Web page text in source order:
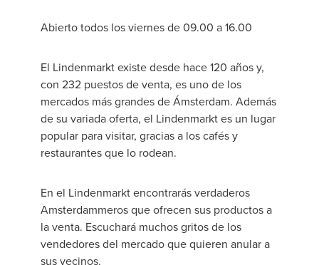
Abierto todos los viernes de 09.00 a 16.00
El Lindenmarkt existe desde hace 120 años y,
con 232 puestos de venta, es uno de los
mercados más grandes de Ámsterdam. Además
de su variada oferta, el Lindenmarkt es un lugar
popular para visitar, gracias a los cafés y
restaurantes que lo rodean.
En el Lindenmarkt encontrarás verdaderos
Amsterdammeros que ofrecen sus productos a
la venta. Escuchará muchos gritos de los
vendedores del mercado que quieren anular a
sus vecinos.